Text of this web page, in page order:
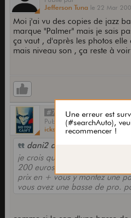
Jefferson Tuna le 22 Mar
Moi j'ai vu des copies de jazz
marque "Palmer" mais je sais
ça vaut , d'après les photos elle
mais niveau son , ça reste à
#7
Publié
par
icks
22 Mar 2005,21:50
dani2 a écrit :
je crois que la marque c'etait
200 euros ou moins . Vous
prix en + vous y montez une
vous avez une basse de pro.